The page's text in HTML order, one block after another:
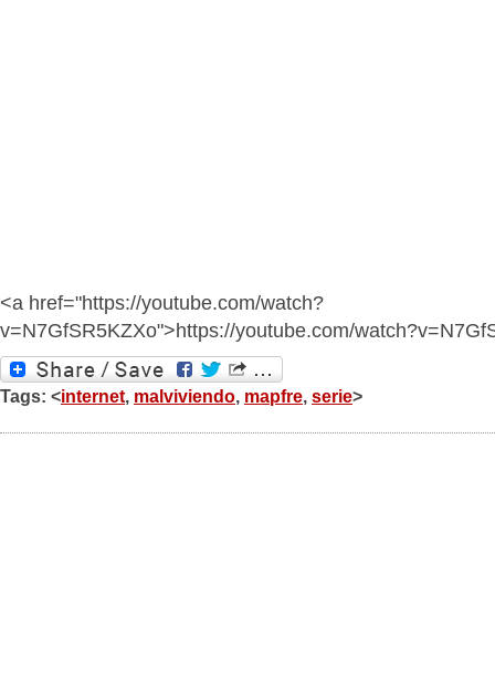
<a href="https://youtube.com/watch?
v=N7GfSR5KZXo">https://youtube.com/
Tags: <internet, malviviendo, mapfre, serie>